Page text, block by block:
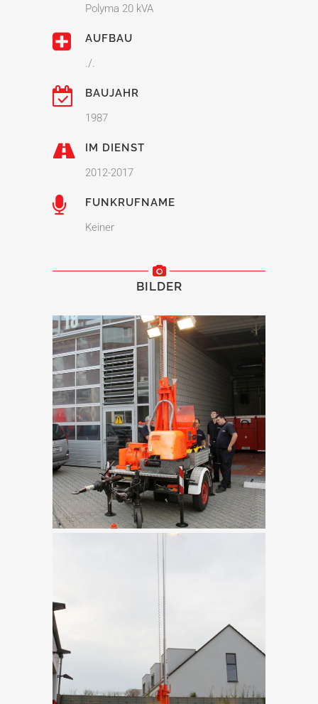
Polyma 20 kVA
AUFBAU
./.
BAUJAHR
1987
IM DIENST
2012-2017
FUNKRUFNAME
Keiner
BILDER